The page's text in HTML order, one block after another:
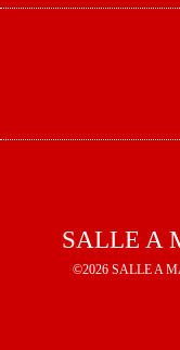
SALLE A
©2026 SALLE A